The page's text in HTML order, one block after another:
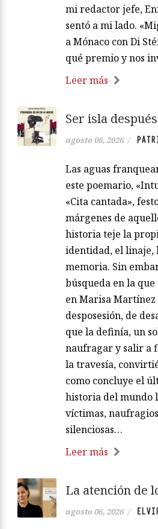
mi redactor jefe,
sentó a mi lado.
a Mónaco con Di
qué premio y nos
Leer más
Ser isla
agosto 06, 2026 /
Las aguas
este poemario,
«Cita cantada»,
márgenes de
historia teje la
identidad, el linaje,
memoria. Sin
búsqueda en la
en Marisa Martínez
desposesión, de
que la definía, un
naufragar y salir a
la travesía,
como concluye el
historia del mundo
víctimas,
silenciosas…
Leer más
La atención de
agosto 06, 2026 /